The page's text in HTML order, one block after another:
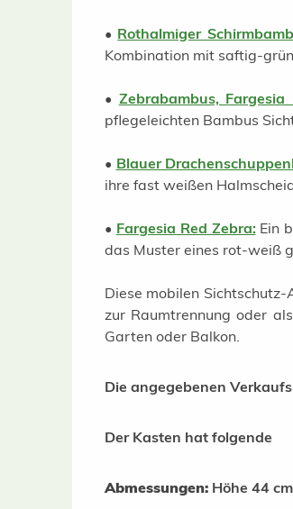
• Rothalmiger
Kombination mit saftig-
• Zebrabambus, Fargesia
pflegeleichten Bambus
• Blauer
ihre fast weißen
• Fargesia Red Zebra: Ein
das Muster eines rot-weiß
Diese mobilen
zur Raumtrennung oder
Garten oder Balkon.
Die angegebenen
Der Kasten hat folgende
Abmessungen: Höhe 44